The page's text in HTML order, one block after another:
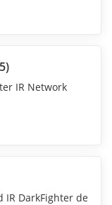
IR Network
IR DarkFighter de